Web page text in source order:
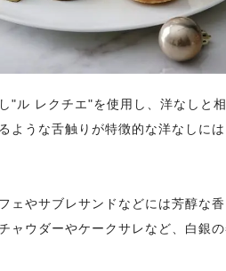
"ル レクチエ"を使用し、洋なしと
ような舌触りが特徴的な洋なしに
ェやサブレサンドなどには芳醇な
ャウダーやケークサレなど、白銀